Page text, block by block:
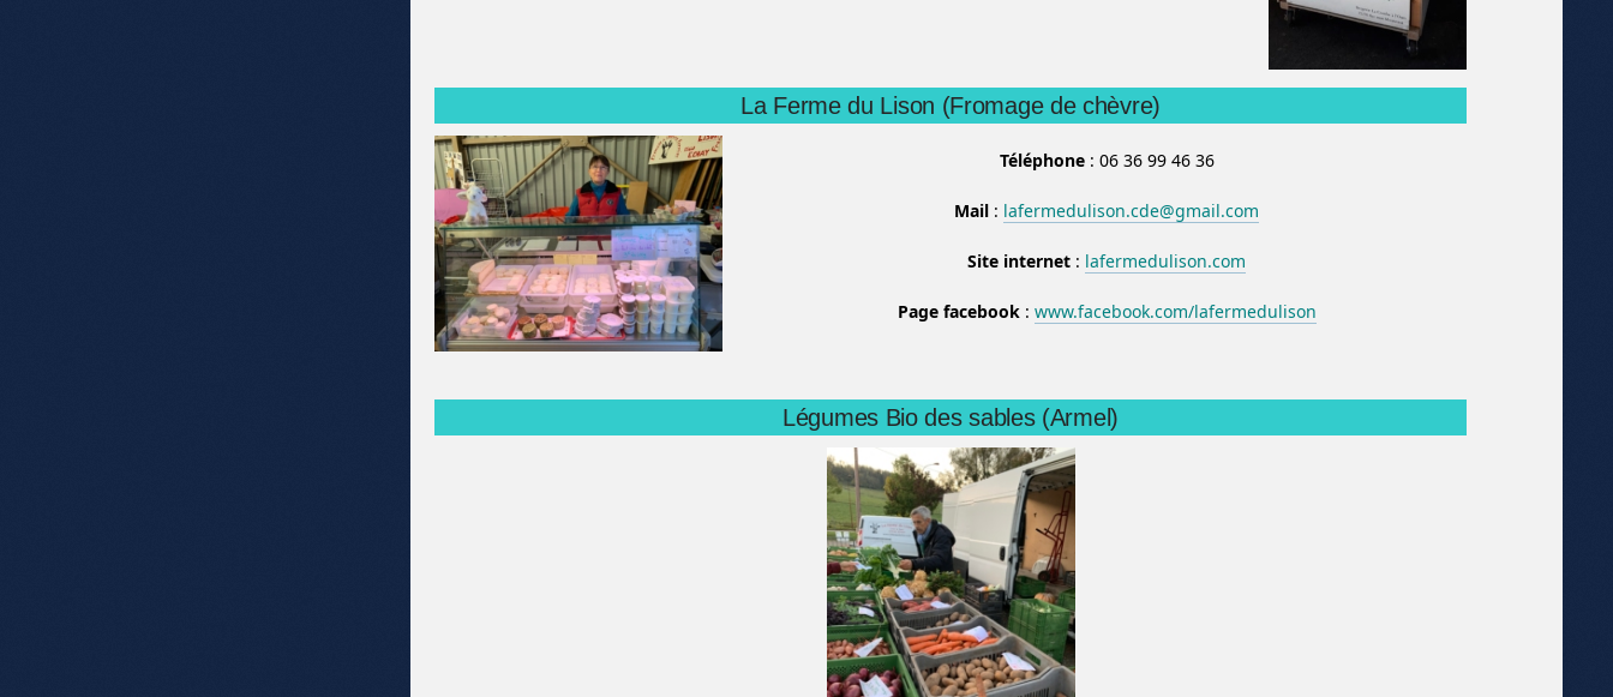
La Ferme du Lison (Fromage de chèvre)
Téléphone: 06 36 99 46 36
Mail : lafermedulison.cde@gmail.com
Site internet : lafermedulison.com
Page facebook: www.facebook.com/lafermedulison
Légumes Bio des sables (Armel)